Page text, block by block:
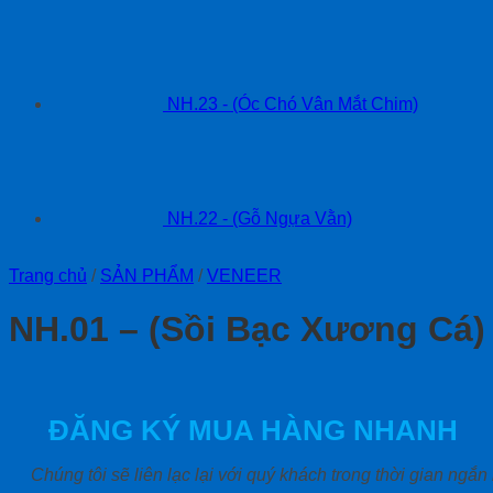
NH.23 - (Óc Chó Vân Mắt Chim)
NH.22 - (Gỗ Ngựa Vằn)
Trang chủ / SẢN PHẨM / VENEER
NH.01 – (Sồi Bạc Xương Cá)
ĐĂNG KÝ MUA HÀNG NHANH
Chúng tôi sẽ liên lạc lại với quý khách trong thời gian ngắn